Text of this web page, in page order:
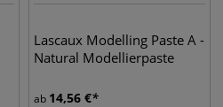
Lascaux Modelling Paste A -
Natural Modellierpaste
ab 14,56 €